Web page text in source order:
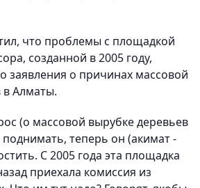
что проблемы с площадкой
созданной в 2005 году,
заявления о причинах массовой
в Алматы.
(о массовой вырубке деревьев
теперь он (акимат -
С 2005 года эта площадка
приехала комиссия из